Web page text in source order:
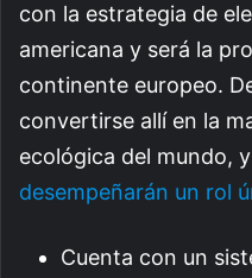
con la estrategia de
americana y será la
continente europeo.
convertirse allí en la
ecológica del mundo,
desempeñarán un rol
Cuenta con un